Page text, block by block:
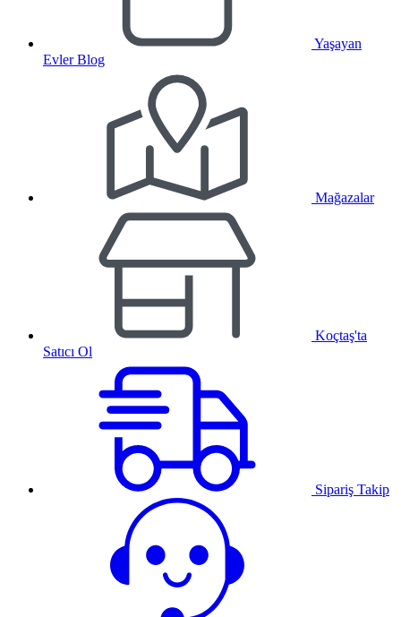
Yaşayan
Evler Blog
Mağazalar
Koçtaş'ta
Satıcı Ol
Sipariş Takip